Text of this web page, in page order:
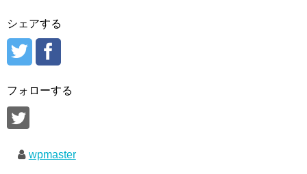
シェアする
フォローする
wpmaster